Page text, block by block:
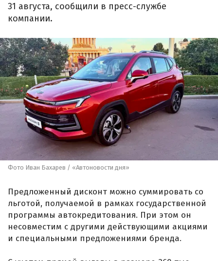
31 августа, сообщили в пресс-службе
компании.
Фото Иван Бахарев / «Автоновости дня»
Предложенный дисконт можно суммировать со
льготой, получаемой в рамках государственной
программы автокредитования. При этом он
несовместим с другими действующими акциями
и специальными предложениями бренда.